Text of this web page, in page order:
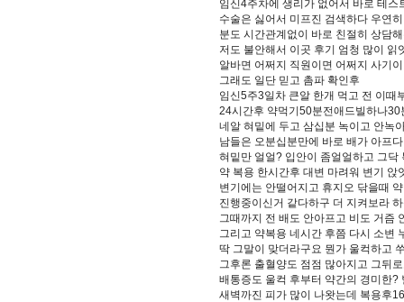
임신4주차에 생리가 없어서 바로 테스
수술은 싫어서 미프진 검색하다 우연
분도 시간관계없이 바로 친절히 상담
저도 불안해서 이곳 후기 엄청 많이 읽
알바면 어쩌지 직원이면 어쩌지 사기
그래도 일단 믿고 촘파 확인후
임신5주3일차 큰알 한개 먹고 전 이때
24시간후 약먹기50분전애드빌하나
네알 혀밑에 두고 삼십분 녹이고 안녹
남들은 오분십분만에 바로 배가 아프
혀밑만 얼얼? 입안이 좀얼얼하고 그닥
약 복용 한시간후 대변 마려워 변기
변기에는 안떨어지고 휴지오 닦을때
진행중이신거 같다하구 더 지켜보라
그때까지 전 배도 안아프고 비도 거즘
그리고 약복용 네시간 후쯤 다시 소변
딱 그말이 맞더라구요 뭔가 울컥하고
그후론 출혈양도 점점 많아지고 그뒤
배통증도 울컥 후부터 약간의 경미한
새벽까진 피가 많이 나왓는데 복용후